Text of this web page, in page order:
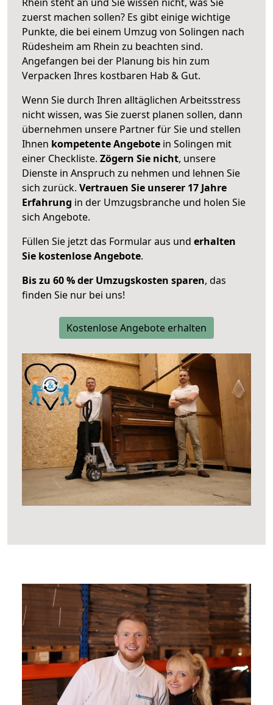
zuerst machen sollen? Es gibt einige wichtige
Punkte, die bei einem Umzug von Solingen nach
Rüdesheim am Rhein zu beachten sind.
Angefangen bei der Planung bis hin zum
Verpacken Ihres kostbaren Hab & Gut.
Wenn Sie durch Ihren alltäglichen Arbeitsstress
nicht wissen, was Sie zuerst planen sollen, dann
übernehmen unsere Partner für Sie und stellen
Ihnen kompetente Angebote in Solingen mit
einer Checkliste. Zögern Sie nicht, unsere
Dienste in Anspruch zu nehmen und lehnen Sie
sich zurück. Vertrauen Sie unserer 17 Jahre
Erfahrung in der Umzugsbranche und holen Sie
sich Angebote.
Füllen Sie jetzt das Formular aus und erhalten
Sie kostenlose Angebote.
Bis zu 60 % der Umzugskosten sparen, das
finden Sie nur bei uns!
Kostenlose Angebote erhalten